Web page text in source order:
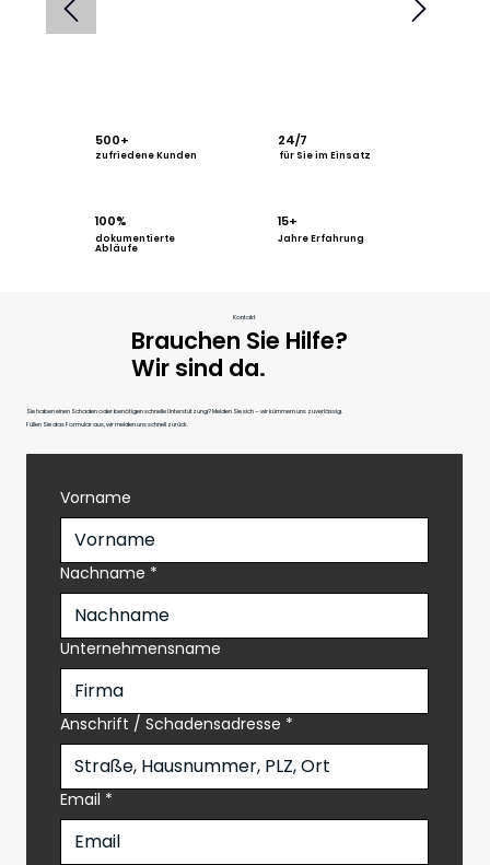
500+
zufriedene Kunden
24/7
für Sie im Einsatz
100%
dokumentierte
Abläufe
15+
Jahre Erfahrung
Vorname
Nachname *
Unternehmensname
Anschrift / Schadensadresse *
Email *
Kontakt
Brauchen Sie Hilfe?
Wir sind da.
Sie haben einen Schaden oder benötigen schnelle Unterstützung? Melden Sie sich – wir kümmern uns zuverlässig.
Füllen Sie das Formular aus, wir melden uns schnell zurück.